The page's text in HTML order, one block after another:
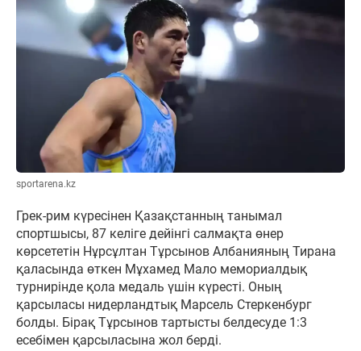
sportarena.kz
Грек-рим күресінен Қазақстанның танымал
спортшысы, 87 келіге дейінгі салмақта өнер
көрсететін Нұрсұлтан Тұрсынов Албанияның Тирана
қаласында өткен Мұхамед Мало мемориалдық
турнирінде қола медаль үшін күресті. Оның
қарсыласы нидерландтық Марсель Стеркенбург
болды. Бірақ Тұрсынов тартысты белдесуде 1:3
есебімен қарсыласына жол берді.